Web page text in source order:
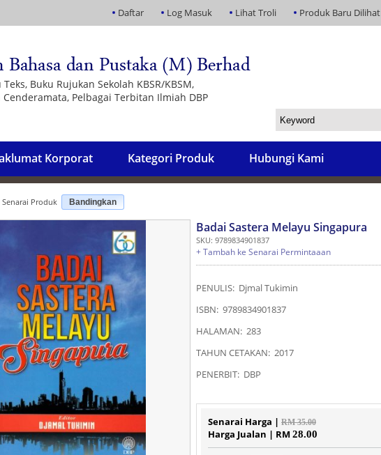
Daftar Log Masuk Lihat Troli Produk Baru Dilihat
Buku Rujukan Sekolah KBSR/KBSM,
Pelbagai Terbitan Ilmiah DBP
Korporat Kategori Produk Hubungi Kami
Senarai Produk Bandingkan
Badai Sastera Melayu Singapura
SKU: 9789834901837
+ Tambah ke Senarai Permintaaan
PENULIS: Djmal Tukimin
ISBN: 9789834901837
HALAMAN: 283
TAHUN CETAKAN: 2017
PENERBIT: DBP
Senarai Harga | RM 35.00
Harga Jualan | RM 28.00